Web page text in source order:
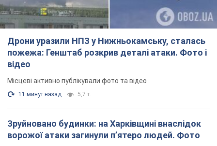
Дрони уразили НПЗ у Нижньокамську, сталась
пожежа: Генштаб розкрив деталі атаки. Фото і
відео
Місцеві активно публікували фото та відео
11 минут назад 5,7 т.
Зруйновано будинки: на Харківщині внаслідок
ворожої атаки загинули п’ятеро людей. Фото